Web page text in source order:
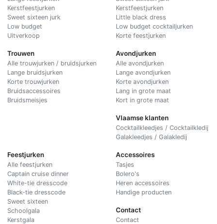
Kerstfeestjurken
Sweet sixteen jurk
Low budget
Uitverkoop
Trouwen
Alle trouwjurken / bruidsjurken
Lange bruidsjurken
Korte trouwjurken
Bruidsaccessoires
Bruidsmeisjes
Kerstfeestjurken
Little black dress
Low budget cocktailjurken
Korte feestjurken
Avondjurken
Alle avondjurken
Lange avondjurken
Korte avondjurken
Lang in grote maat
Kort in grote maat
Vlaamse klanten
Cocktailkleedjes / Cocktailkledij
Galakleedjes / Galakledij
Feestjurken
Alle feestjurken
Captain cruise dinner
White-tie dresscode
Black-tie dresscode
Sweet sixteen
Schoolgala
Kerstgala
Accessoires
Tasjes
Bolero's
Heren accessoires
Handige producten
Contact
Contact